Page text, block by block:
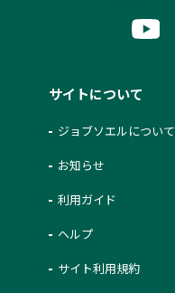
サイトについて
ジョブソエルについて
お知らせ
利用ガイド
ヘルプ
サイト利用規約